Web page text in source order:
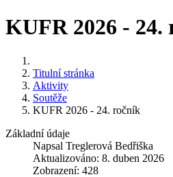
KUFR 2026 - 24.
Titulní stránka
Aktivity
Soutěže
KUFR 2026 - 24. ročník
Základní údaje
Napsal Treglerová Bedřiška
Aktualizováno: 8. duben 2026
Zobrazení: 428